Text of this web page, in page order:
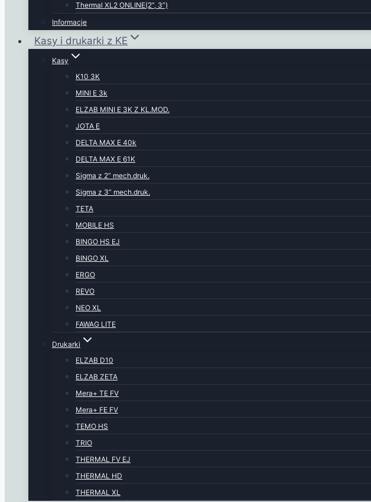
Thermal XL2 ONLINE(2”, 3”)
Informacje
Kasy i drukarki z KE
Kasy
K10 3K
MINI E 3k
ELZAB MINI E 3K Z KL.MOD.
JOTA E
DELTA MAX E 40k
DELTA MAX E 61K
Sigma z 2” mech.druk.
Sigma z 3” mech.druk.
TETA
MOBILE HS
BINGO HS EJ
BINGO XL
ERGO
REVO
NEO XL
FAWAG LITE
Drukarki
ELZAB D10
ELZAB ZETA
Mera+ TE FV
Mera+ FE FV
TEMO HS
TRIO
THERMAL FV EJ
THERMAL HD
THERMAL XL